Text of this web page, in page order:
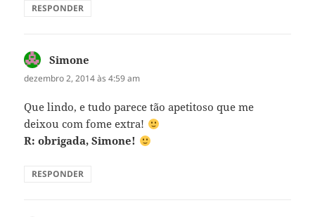
RESPONDER
Simone
dezembro 2, 2014 às 4:59 am
Que lindo, e tudo parece tão apetitoso que me
deixou com fome extra!
R: obrigada, Simone!
RESPONDER